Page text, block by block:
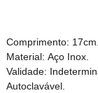
Comprimento: 17cm.
Material: Aço Inox.
Validade:
Autoclavável.